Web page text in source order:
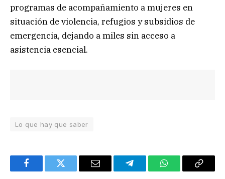
programas de acompañamiento a mujeres en
situación de violencia, refugios y subsidios de
emergencia, dejando a miles sin acceso a
asistencia esencial.
Lo que hay que saber
FacebookTwitter Email TelegramWhatsAppCopy